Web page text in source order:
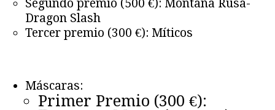
Segundo premio (500 €): Montaña Rusa-
Dragon Slash
Tercer premio (300 €): Míticos
Máscaras:
Primer Premio (300 €):